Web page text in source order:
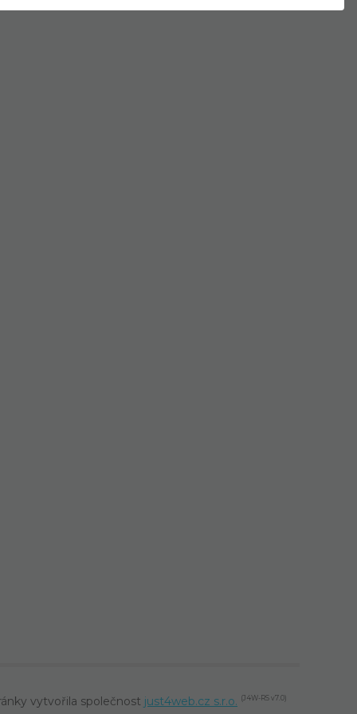
vytvořila společnost just4web.cz s.r.o. (J4W-RS v7.0)